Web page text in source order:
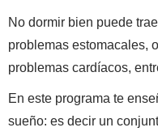
No dormir bien puede
problemas estomacales,
problemas cardíacos,
En este programa te
sueño: es decir un